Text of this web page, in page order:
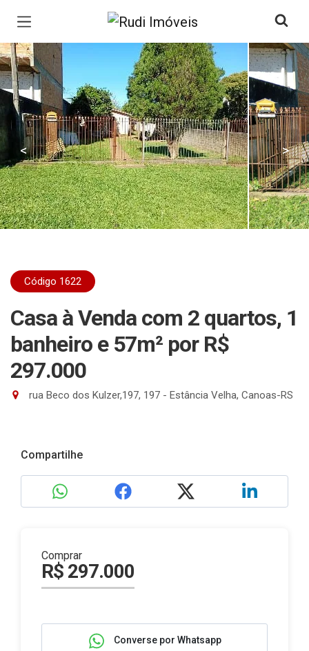
Página inicial
< >
Código 1622
Casa à Venda com 2 quartos, 1
banheiro e 57m² por R$
297.000
rua Beco dos Kulzer,197, 197 - Estância Velha, Canoas-RS
Compartilhe
Comprar
R$ 297.000
Converse por Whatsapp